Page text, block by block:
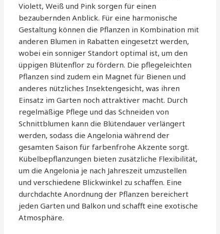
Violett, Weiß und Pink sorgen für einen
bezaubernden Anblick. Für eine harmonische
Gestaltung können die Pflanzen in Kombination mit
anderen Blumen in Rabatten eingesetzt werden,
wobei ein sonniger Standort optimal ist, um den
üppigen Blütenflor zu fördern. Die pflegeleichten
Pflanzen sind zudem ein Magnet für Bienen und
anderes nützliches Insektengesicht, was ihren
Einsatz im Garten noch attraktiver macht. Durch
regelmäßige Pflege und das Schneiden von
Schnittblumen kann die Blütendauer verlängert
werden, sodass die Angelonia während der
gesamten Saison für farbenfrohe Akzente sorgt.
Kübelbepflanzungen bieten zusätzliche Flexibilität,
um die Angelonia je nach Jahreszeit umzustellen
und verschiedene Blickwinkel zu schaffen. Eine
durchdachte Anordnung der Pflanzen bereichert
jeden Garten und Balkon und schafft eine exotische
Atmosphäre.